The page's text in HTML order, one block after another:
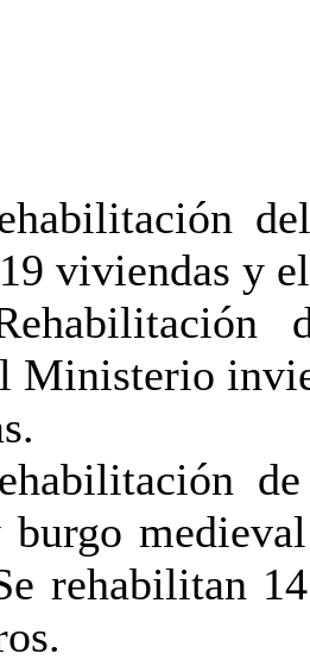
viviendas y
Ministerio
burgo
rehabilitan